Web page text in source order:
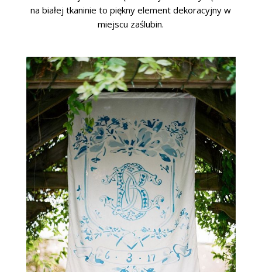
na białej tkaninie to piękny element dekoracyjny w
miejscu zaślubin.